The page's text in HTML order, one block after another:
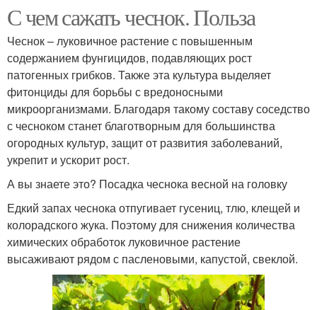
С чем сажать чеснок. Польза
Чеснок – луковичное растение с повышенным
содержанием фунгицидов, подавляющих рост
патогенных грибков. Также эта культура выделяет
фитонциды для борьбы с вредоносными
микроорганизмами. Благодаря такому составу соседство
с чесноком станет благотворным для большинства
огородных культур, защит от развития заболеваний,
укрепит и ускорит рост.
А вы знаете это? Посадка чеснока весной на головку
Едкий запах чеснока отпугивает гусениц, тлю, клещей и
колорадского жука. Поэтому для снижения количества
химических обработок луковичное растение
высаживают рядом с пасленовыми, капустой, свеклой.